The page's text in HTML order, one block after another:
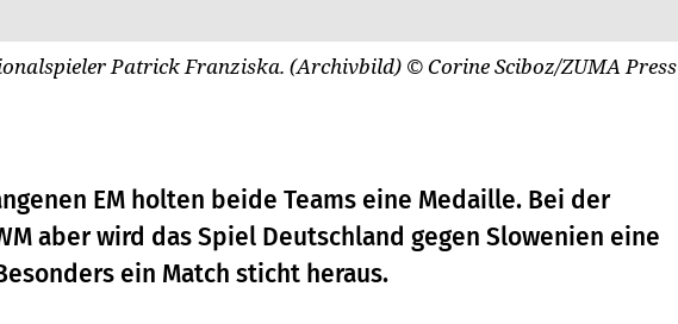
Patrick Franziska. (Archivbild) © Corine Sciboz/ZUMA Press
EM holten beide Teams eine Medaille. Bei der
aber wird das Spiel Deutschland gegen Slowenien eine
ein Match sticht heraus.